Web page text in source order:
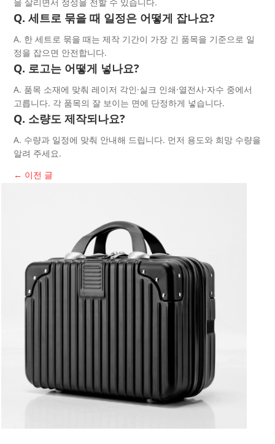
Q. 세트로 묶을 때 일정은 어떻게 잡나요?
A. 한 세트로 묶을 때는 제작 기간이 가장 긴 품목을 기준으로 일
정을 잡으면 안전합니다.
Q. 로고는 어떻게 넣나요?
A. 품목 소재에 맞춰 레이저 각인·실크 인쇄·열전사·자수 중에서
고릅니다. 각 품목의 잘 보이는 면에 단정하게 넣습니다.
Q. 소량도 제작되나요?
A. 수량과 일정에 맞춰 안내해 드립니다. 먼저 용도와 희망 수량을
알려 주세요.
← 이전 글